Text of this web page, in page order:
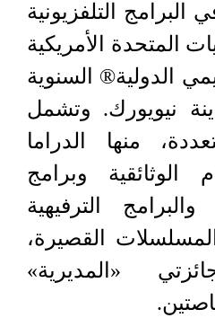
البرامج التلفزيونية
المتحدة الأمريكية
الدولية®️ السنوية
نيويورك. وتشمل
منها الدراما
الوثائقية وبرامج
والبرامج الترفيهية
القصيرة،
«المديرية»